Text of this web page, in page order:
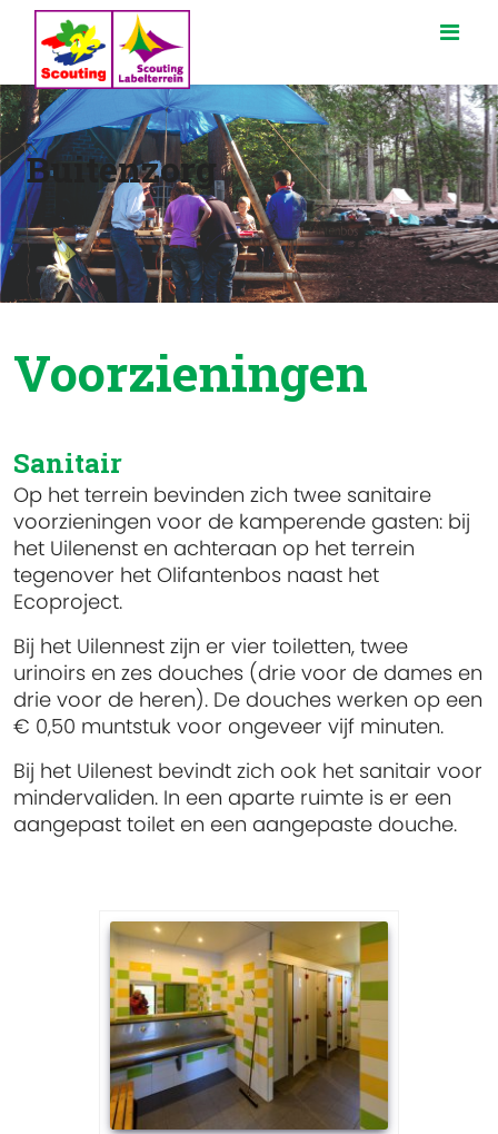
Buitenzorg
Voorzieningen
Sanitair
Op het terrein bevinden zich twee sanitaire
voorzieningen voor de kamperende gasten: bij
het Uilenenst en achteraan op het terrein
tegenover het Olifantenbos naast het
Ecoproject.
Bij het Uilennest zijn er vier toiletten, twee
urinoirs en zes douches (drie voor de dames en
drie voor de heren). De douches werken op een
€ 0,50 muntstuk voor ongeveer vijf minuten.
Bij het Uilenest bevindt zich ook het sanitair voor
mindervaliden. In een aparte ruimte is er een
aangepast toilet en een aangepaste douche.